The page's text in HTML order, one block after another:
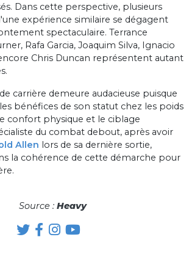
Dans cette perspective, plusieurs
expérience similaire se dégagent
spectaculaire. Terrance
Rafa Garcia, Joaquim Silva, Ignacio
Chris Duncan représentent autant
carrière demeure audacieuse puisque
bénéfices de son statut chez les poids
confort physique et le ciblage
du combat debout, après avoir
Allen lors de sa dernière sortie,
la cohérence de cette démarche pour
Source : Heavy